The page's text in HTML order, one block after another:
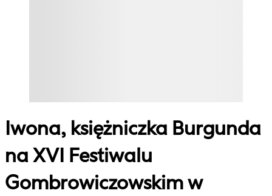
Iwona, księżniczka Burgunda
na XVI Festiwalu
Gombrowiczowskim w